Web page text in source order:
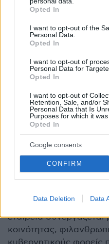
grant or deny consent to
use your data for below
consent section.
Opted In
I want to opt-out of the
Personal Data.
Opted In
I want to opt-out of
Personal Data for
Opted In
I want to opt-out of
Retention, Sale, and/or
Personal Data that Is
Purposes for which it was
Opted In
Google consents
CONFIRM
Data Deletion Data
συστήματος με ισχύ
προηγουμένως, η
ετήσια εκτιμώμενη
με 618,14 τόνους
του άνθρακα ετησίως,
φυτεμένα δέντρα
Παράλληλα, η
τους συνανθρώπους
αποτελούν
την κοινότητα. Σε αυτό
πραγματοποιεί
να στηρίξει εκείνους
εταιρεία συνεργάζεται
κοινότητας,